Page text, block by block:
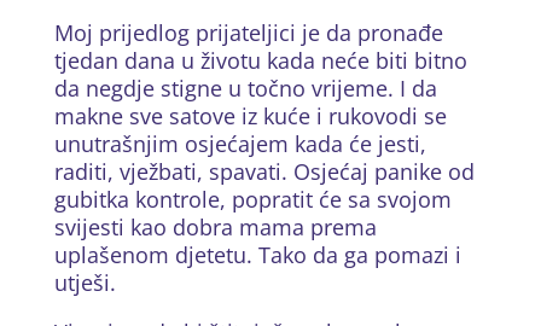
Moj prijedlog prijateljici je da pronađe
tjedan dana u životu kada neće biti bitno
da negdje stigne u točno vrijeme. I da
makne sve satove iz kuće i rukovodi se
unutrašnjim osjećajem kada će jesti,
raditi, vježbati, spavati. Osjećaj panike od
gubitka kontrole, popratit će sa svojom
svijesti kao dobra mama prema
uplašenom djetetu. Tako da ga pomazi i
utješi.